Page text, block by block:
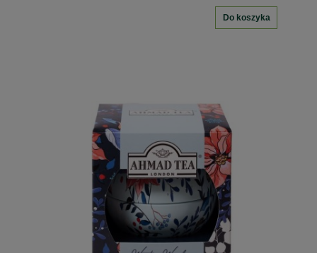
Do koszyka